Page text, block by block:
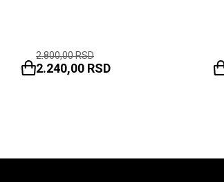
2.800,00RSD
2.240,00 RSD